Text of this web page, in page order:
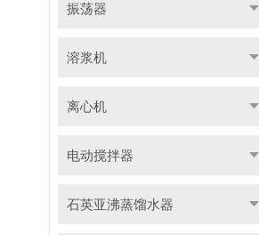
振荡器
溶浆机
离心机
电动搅拌器
石英亚沸蒸馏水器